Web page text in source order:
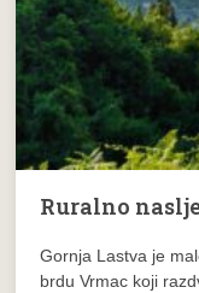
Ruralno
Gornja Lastva je
brdu Vrmac koji